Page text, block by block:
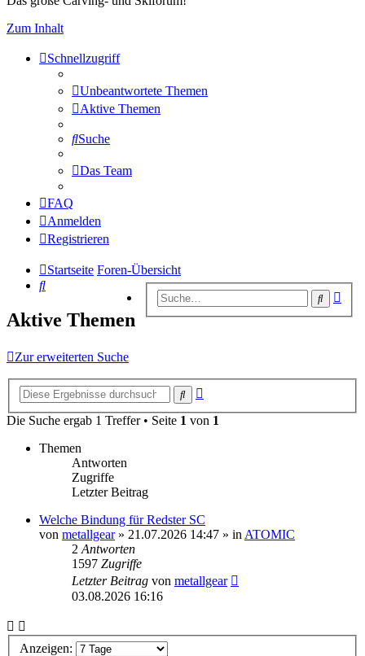
Zum Inhalt
Schnellzugriff
Unbeantwortete Themen
Aktive Themen
Suche
Das Team
FAQ
Anmelden
Registrieren
Startseite Foren-Übersicht
Suche
Suche
Aktive Themen
Zur erweiterten Suche
Suche
Die Suche ergab 1 Treffer • Seite 1 von 1
Themen
Antworten
Zugriffe
Letzter Beitrag
Welche Bindung für Redster SC
von metallgear» 21.07.2026 14:47 » in ATOMIC
2 Antworten
1597 Zugriffe
Letzter Beitrag von metallgear
03.08.2026 16:16
Anzeigen: